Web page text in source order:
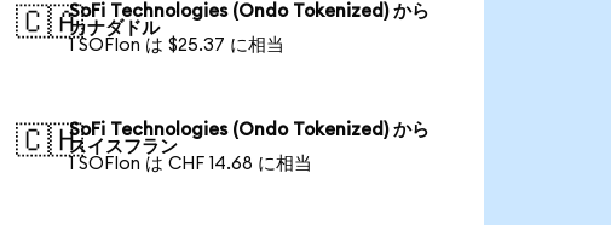
🇨🇦SoFi Technologies (Ondo Tokenized) から
カナダドル
1 SOFIon は $25.37 に相当
🇨🇭SoFi Technologies (Ondo Tokenized) から
スイスフラン
1 SOFIon は CHF 14.68 に相当